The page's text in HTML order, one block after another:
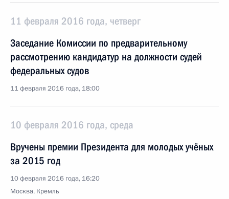
11 февраля 2016 года, четверг
Заседание Комиссии по предварительному
рассмотрению кандидатур на должности судей
федеральных судов
11 февраля 2016 года, 18:00
10 февраля 2016 года, среда
Вручены премии Президента для молодых учёных
за 2015 год
10 февраля 2016 года, 16:20
Москва, Кремль